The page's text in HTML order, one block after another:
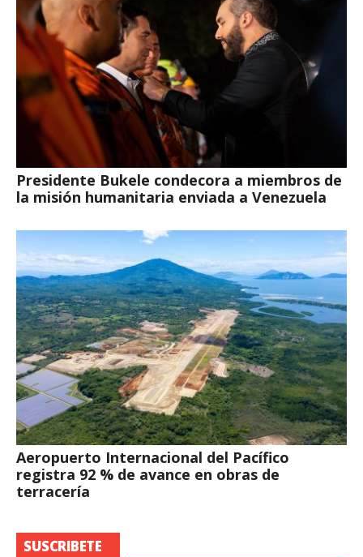
Presidente Bukele condecora a miembros de
la misión humanitaria enviada a Venezuela
Aeropuerto Internacional del Pacífico
registra 92 % de avance en obras de
terracería
SUSCRIBETE